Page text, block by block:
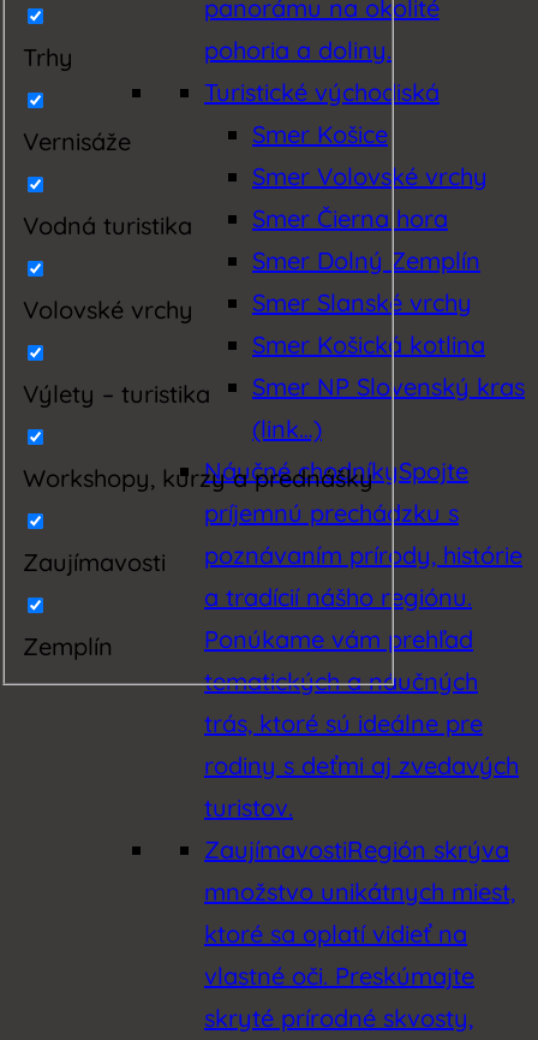
Trhy
Vernisáže
Vodná turistika
Volovské vrchy
Výlety – turistika
Workshopy, kurzy a prednášky
Zaujímavosti
Zemplín
panorámu na okolité
pohoria a doliny.
Turistické východiská
Smer Košice
Smer Volovské vrchy
Smer Čierna hora
Smer Dolný Zemplín
Smer Slanské vrchy
Smer Košická kotlina
Smer NP Slovenský kras
(link…)
Náučné chodníkySpojte
príjemnú prechádzku s
poznávaním prírody, histórie
a tradícií nášho regiónu.
Ponúkame vám prehľad
tematických a náučných
trás, ktoré sú ideálne pre
rodiny s deťmi aj zvedavých
turistov.
ZaujímavostiRegión skrýva
množstvo unikátnych miest,
ktoré sa oplatí vidieť na
vlastné oči. Preskúmajte
skryté prírodné skvosty,